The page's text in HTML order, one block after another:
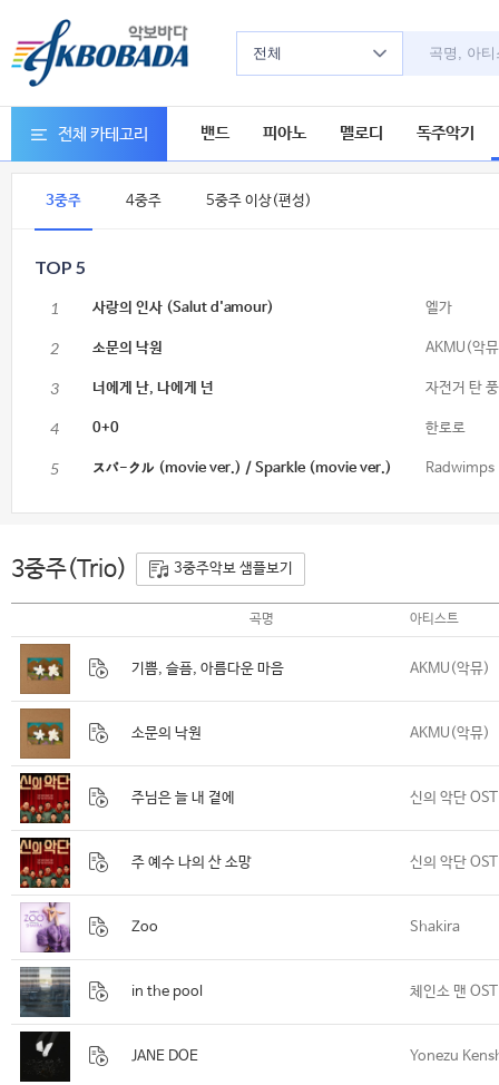
전체
전체 카테고리 밴드 피아노 멜로디 독주악기
3중주 4중주 5중주 이상(편성)
TOP 5
1 사랑의 인사 (Salut d'amour) 엘가
2 소문의 낙원 AKMU(악
3 너에게 난, 나에게 넌 자전거 탄
4 0+0 한로로
5 スパ-クル (movie ver.) / Sparkle (movie ver.) Radwimps
3중주(Trio) 3중주악보 샘플보기
곡명 아티스트
기쁨, 슬픔, 아름다운 마음 AKMU(악뮤)
소문의 낙원 AKMU(악뮤)
주님은 늘 내 곁에 신의 악단 OST
주 예수 나의 산 소망 신의 악단 OST
Zoo Shakira
in the pool 체인소 맨 OST
JANE DOE Yonezu